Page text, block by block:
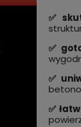
✅
✅
✅
✅